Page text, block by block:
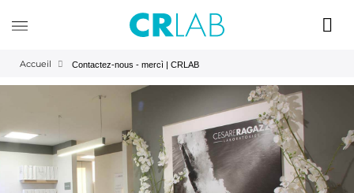
Accueil Contactez-nous - mercì | CRLAB